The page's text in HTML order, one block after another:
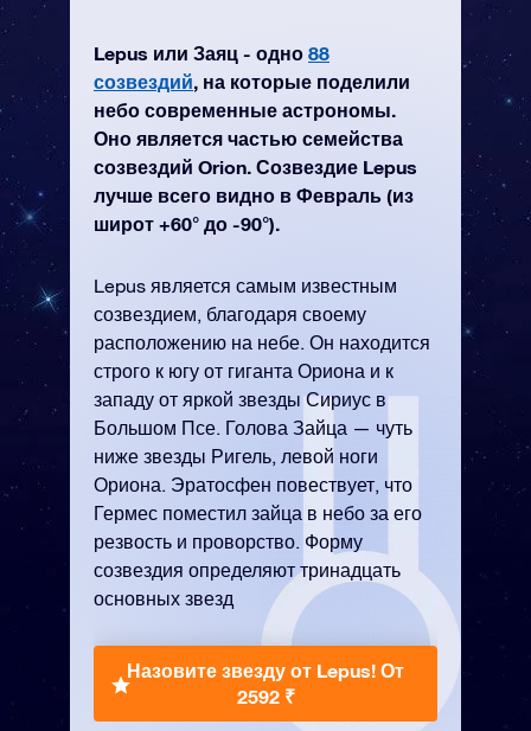
Lepus или Заяц - одно 88
созвездий, на которые поделили
небо современные астрономы.
Оно является частью семейства
созвездий Orion. Созвездие Lepus
лучше всего видно в Февраль (из
широт +60° до -90°).
Lepus является самым известным
созвездием, благодаря своему
расположению на небе. Он находится
строго к югу от гиганта Ориона и к
западу от яркой звезды Сириус в
Большом Псе. Голова Зайца — чуть
ниже звезды Ригель, левой ноги
Ориона. Эратосфен повествует, что
Гермес поместил зайца в небо за его
резвость и проворство. Форму
созвездия определяют тринадцать
основных звезд
Назовите звезду от Lepus! От
2592 ₹